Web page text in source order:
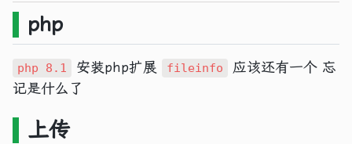
php
php 8.1 安装php扩展 fileinfo
应该还有一个 忘
记是什么了
上传